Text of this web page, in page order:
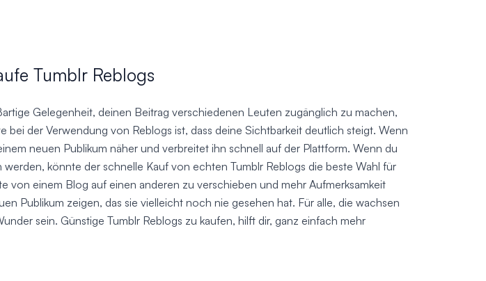
Tumblr Reblogs
Gelegenheit, deinen Beitrag verschiedenen Leuten zugänglich zu machen,
der Verwendung von Reblogs ist, dass deine Sichtbarkeit deutlich steigt. Wenn
neuen Publikum näher und verbreitet ihn schnell auf der Plattform. Wenn du
könnte der schnelle Kauf von echten Tumblr Reblogs die beste Wahl für
von einem Blog auf einen anderen zu verschieben und mehr Aufmerksamkeit
Publikum zeigen, das sie vielleicht noch nie gesehen hat. Für alle, die wachsen
sein. Günstige Tumblr Reblogs zu kaufen, hilft dir, ganz einfach mehr